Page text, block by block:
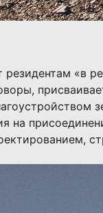
«в
на